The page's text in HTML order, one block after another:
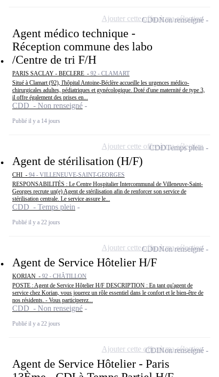
Agent médico technique -
Réception commune des labo
/Centre de tri F/H
PARIS SACLAY - BECLERE - 92 - CLAMART
Situé à Clamart (92), l'hôpital Antoine-Béclère accueille les urgences médico-
chirurgicales adultes, pédiatriques et gynécologique. Doté d'une maternité de type 3,
il offre également des prises en...
CDD - Non renseigné
Publié il y a 14 jours
CDDNon renseigné
Ajouter cette offre à ma sélection
Agent de stérilisation (H/F)
CHI - 94 - VILLENEUVE-SAINT-GEORGES
RESPONSABILITÉS : Le Centre Hospitalier Intercommunal de Villeneuve-Saint-
Georges recrute un(e) Agent de stérilisation afin de renforcer son service de
stérilisation centrale. Le service assure le...
CDD - Temps plein
Publié il y a 22 jours
CDDTemps plein
Ajouter cette offre à ma sélection
Agent de Service Hôtelier H/F
KORIAN - 92 - CHÂTILLON
POSTE : Agent de Service Hôtelier H/F DESCRIPTION : En tant qu'agent de
service chez Korian, vous jouerez un rôle essentiel dans le confort et le bien-être de
nos résidents. - Vous participerez...
CDD - Non renseigné
Publié il y a 22 jours
CDDNon renseigné
Ajouter cette offre à ma sélection
Agent de Service Hôtelier - Paris
CDINon renseigné
Ajouter cette offre à ma sélection